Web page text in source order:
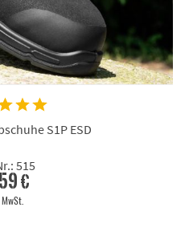
S1P ESD
515
€